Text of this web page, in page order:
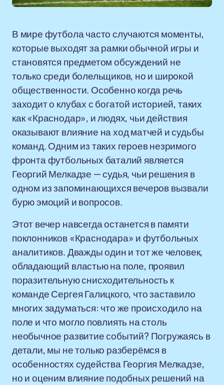
В мире футбола часто случаются моменты,
которые выходят за рамки обычной игры и
становятся предметом обсуждений не
только среди болельщиков, но и широкой
общественности. Особенно когда речь
заходит о клубах с богатой историей, таких
как «Краснодар», и людях, чьи действия
оказывают влияние на ход матчей и судьбы
команд. Одним из таких героев незримого
фронта футбольных баталий является
Георгий Мелкадзе — судья, чьи решения в
одном из запоминающихся вечеров вызвали
бурю эмоций и вопросов.
Этот вечер навсегда останется в памяти
поклонников «Краснодара» и футбольных
аналитиков. Дважды один и тот же человек,
обладающий властью на поле, проявил
поразительную снисходительность к
команде Сергея Галицкого, что заставило
многих задуматься: что же происходило на
поле и что могло повлиять на столь
необычное развитие событий? Погружаясь в
детали, мы не только разберёмся в
особенностях судейства Георгия Мелкадзе,
но и оценим влияние подобных решений на